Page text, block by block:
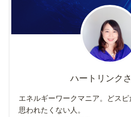
ハートリンク
エネルギーワークマニア。どス
思われたくない人。